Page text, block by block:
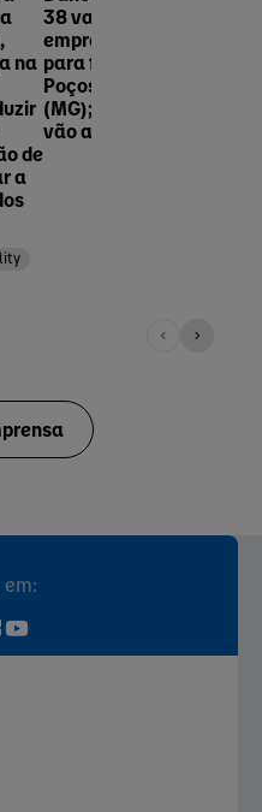
na
de
a
38 vagas de
emprego efetivas
para fábrica em
Poços de Caldas
(MG); inscrições
vão até 30 de junho